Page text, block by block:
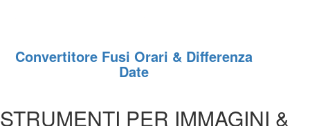
Convertitore Fusi Orari & Differenza
Date
STRUMENTI PER IMMAGINI &